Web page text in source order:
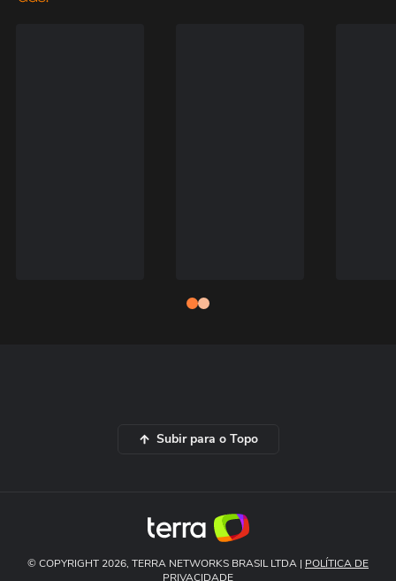
Subir para o Topo
© COPYRIGHT 2026, TERRA NETWORKS BRASIL LTDA | POLÍTICA DE
PRIVACIDADE